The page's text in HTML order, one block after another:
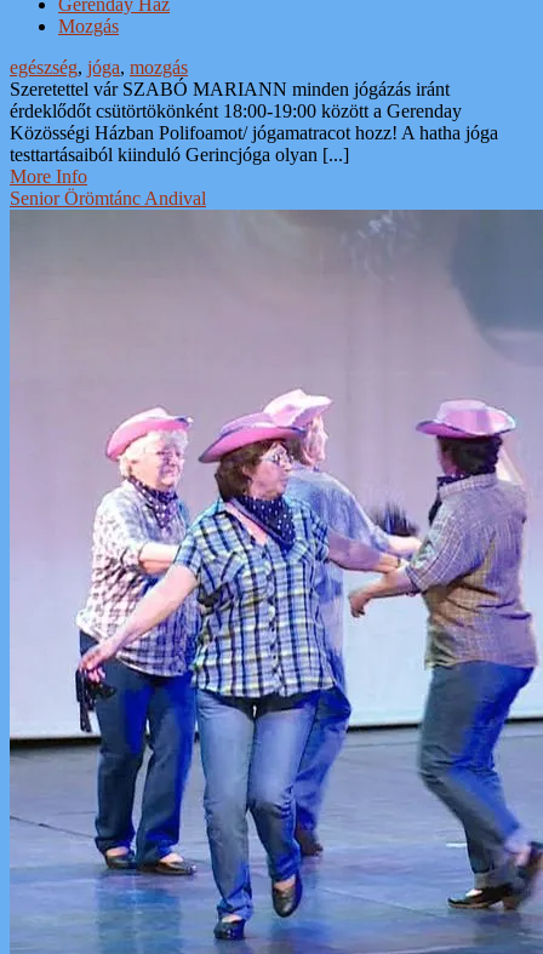
Gerenday Ház
Mozgás
egészség, jóga, mozgás
Szeretettel vár SZABÓ MARIANN minden jógázás iránt
érdeklődőt csütörtökönként 18:00-19:00 között a Gerenday
Közösségi Házban Polifoamot/ jógamatracot hozz! A hatha jóga
testtartásaiból kiinduló Gerincjóga olyan [...]
More Info
Senior Örömtánc Andival